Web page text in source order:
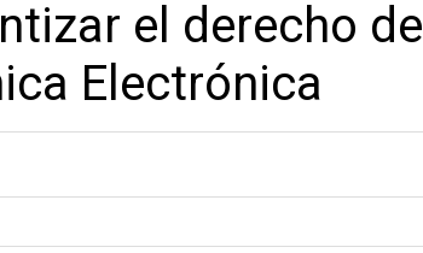
el derecho del
Electrónica